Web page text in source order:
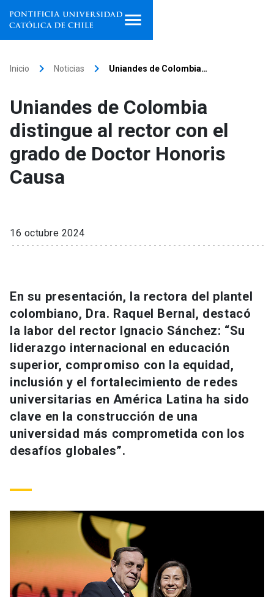
Facultades, escuelas e
institutos
Investigación
Información para keyboard_arrow_down
Futuros estudiantes
Estudiantes
Académicos
Personal
Padres y familia
Vecinos launch
Go to english site launch
ACCESOS DIRECTOS
Admisión launch
Correo UC launch
Medios Biblioteca launch
launch
Inicio keyboard_arrow_right Noticias keyboard_arrow_right Uniandes de Colombia…
Uniandes de Colombia
distingue al rector con el
grado de Doctor Honoris
Causa
16 octubre 2024
En su presentación, la rectora del plantel
colombiano, Dra. Raquel Bernal, destacó
la labor del rector Ignacio Sánchez: “Su
liderazgo internacional en educación
superior, compromiso con la equidad,
inclusión y el fortalecimiento de redes
universitarias en América Latina ha sido
clave en la construcción de una
universidad más comprometida con los
desafíos globales”.